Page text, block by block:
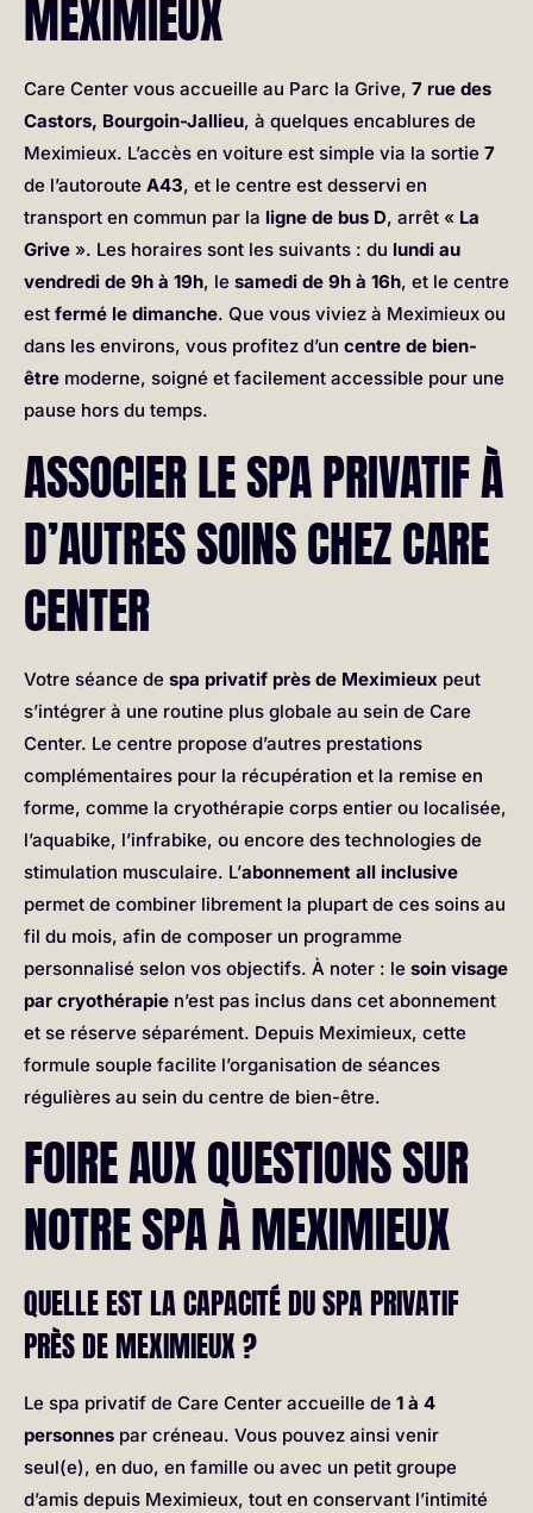
MEXIMIEUX
Care Center vous accueille au Parc la Grive, 7 rue des
Castors, Bourgoin-Jallieu, à quelques encablures de
Meximieux. L’accès en voiture est simple via la sortie 7
de l’autoroute A43, et le centre est desservi en
transport en commun par la ligne de bus D, arrêt « La
Grive ». Les horaires sont les suivants : du lundi au
vendredi de 9h à 19h, le samedi de 9h à 16h, et le centre
est fermé le dimanche. Que vous viviez à Meximieux ou
dans les environs, vous profitez d’un centre de bien-
être moderne, soigné et facilement accessible pour une
pause hors du temps.
ASSOCIER LE SPA PRIVATIF À
D’AUTRES SOINS CHEZ CARE
CENTER
Votre séance de spa privatif près de Meximieux peut
s’intégrer à une routine plus globale au sein de Care
Center. Le centre propose d’autres prestations
complémentaires pour la récupération et la remise en
forme, comme la cryothérapie corps entier ou localisée,
l’aquabike, l’infrabike, ou encore des technologies de
stimulation musculaire. L’abonnement all inclusive
permet de combiner librement la plupart de ces soins au
fil du mois, afin de composer un programme
personnalisé selon vos objectifs. À noter : le soin visage
par cryothérapie n’est pas inclus dans cet abonnement
et se réserve séparément. Depuis Meximieux, cette
formule souple facilite l’organisation de séances
régulières au sein du centre de bien-être.
FOIRE AUX QUESTIONS SUR
NOTRE SPA À MEXIMIEUX
QUELLE EST LA CAPACITÉ DU SPA PRIVATIF
PRÈS DE MEXIMIEUX ?
Le spa privatif de Care Center accueille de 1 à 4
personnes par créneau. Vous pouvez ainsi venir
seul(e), en duo, en famille ou avec un petit groupe
d’amis depuis Meximieux, tout en conservant l’intimité